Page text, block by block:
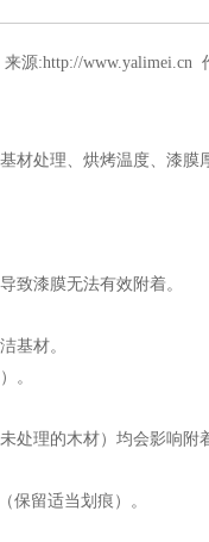
来源:http://www.yalimei.cn
材处理、烘烤温度、漆
致漆膜无法有效附着。
基材。
。
处理的木材）均会影响附
保留适当划痕）。